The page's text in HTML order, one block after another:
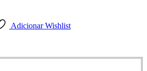
Adicionar Wishlist